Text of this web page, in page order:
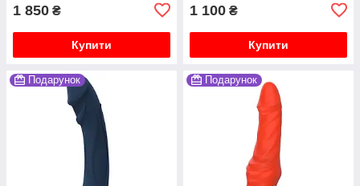
1 850 ₴
Купити
1 100 ₴
Купити
Подарунок Подарунок